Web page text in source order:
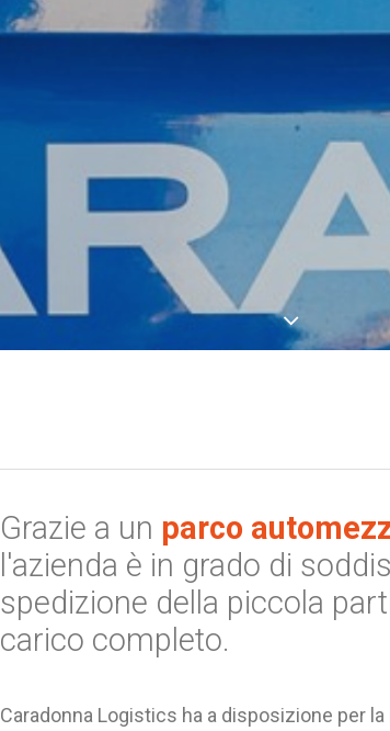
Grazie a un parco
l'azienda è in grado di
spedizione della piccola
carico completo.
Caradonna Logistics ha a disposizione per